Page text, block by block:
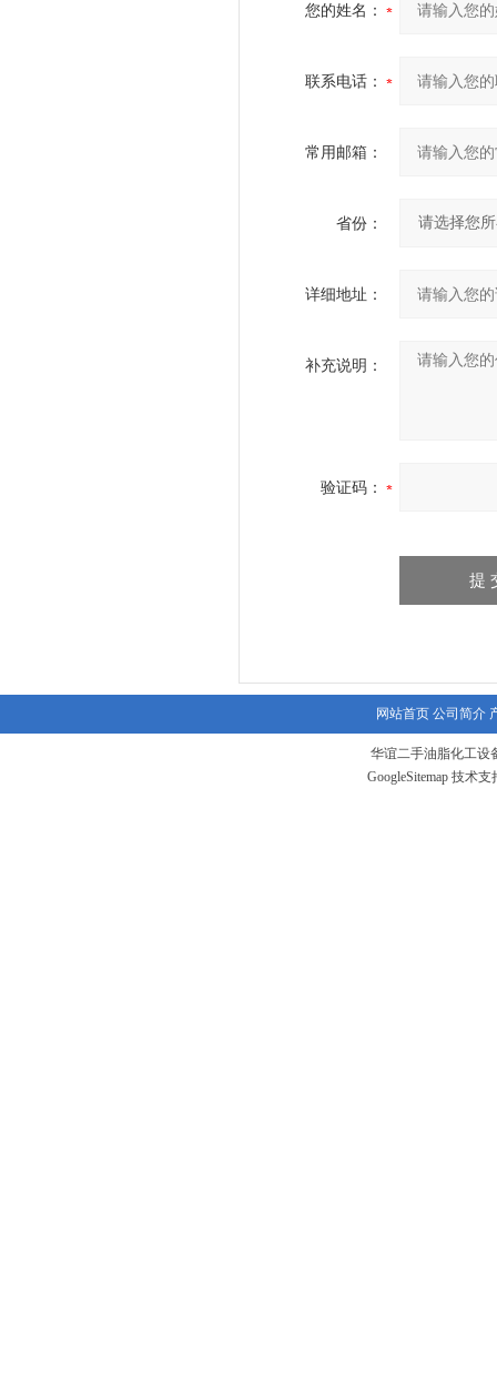
您的姓名：
联系电话：
常用邮箱：
省份：
详细地址：
补充说明：
验证码：
网站首页 公司简介
华谊二手油脂化工设
GoogleSitemap 技术支